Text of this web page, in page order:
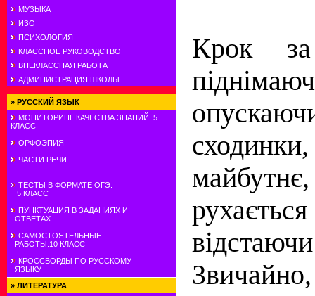
МУЗЫКА
ИЗО
ПСИХОЛОГИЯ
КЛАССНОЕ РУКОВОДСТВО
ВНЕКЛАССНАЯ РАБОТА
АДМИНИСТРАЦИЯ ШКОЛЫ
» РУССКИЙ ЯЗЫК
МОНИТОРИНГ КАЧЕСТВА ЗНАНИЙ. 5
КЛАСС
ОРФОЭПИЯ
ЧАСТИ РЕЧИ
ТЕСТЫ В ФОРМАТЕ ОГЭ.
5 КЛАСС
ПУНКТУАЦИЯ В ЗАДАНИЯХ И
ОТВЕТАХ
САМОСТОЯТЕЛЬНЫЕ
РАБОТЫ.10 КЛАСС
КРОССВОРДЫ ПО РУССКОМУ
ЯЗЫКУ
» ЛИТЕРАТУРА
Крок